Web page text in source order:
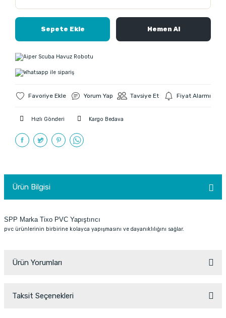
Sepete Ekle Hemen Al
Yorum Yap Tavsiye Et Fiyat Alarmı
Hızlı Gönderi Kargo Bedava
Ürün Bilgisi
SPP Marka Tixo PVC Yapıştırıcı
pvc ürünlerinin birbirine kolayca yapışmasını ve dayanıklılığını sağlar.
Ürün Yorumları
Taksit Seçenekleri